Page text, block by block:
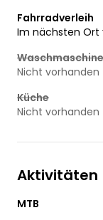
Fahrradverleih
Im nächsten Ort
Waschmaschine
Nicht vorhanden
Küche
Nicht vorhanden
Aktivitäten
MTB